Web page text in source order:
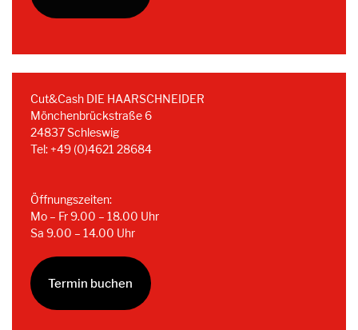
Cut&Cash DIE HAARSCHNEIDER
Mönchenbrückstraße 6
24837 Schleswig
Tel: +49 (0)4621 28684
Öffnungszeiten:
Mo – Fr 9.00 – 18.00 Uhr
Sa 9.00 – 14.00 Uhr
Termin buchen